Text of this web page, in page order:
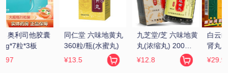
白云山/花城 龟鹿补
肾丸 4.5g*12袋
¥29.9
万年青 固精补肾丸
150丸
汇仁 肾宝片
0.7g*126片/瓶